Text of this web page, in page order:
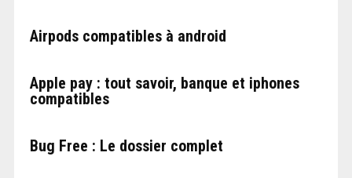
Airpods compatibles à android
Apple pay : tout savoir, banque et iphones
compatibles
Bug Free : Le dossier complet